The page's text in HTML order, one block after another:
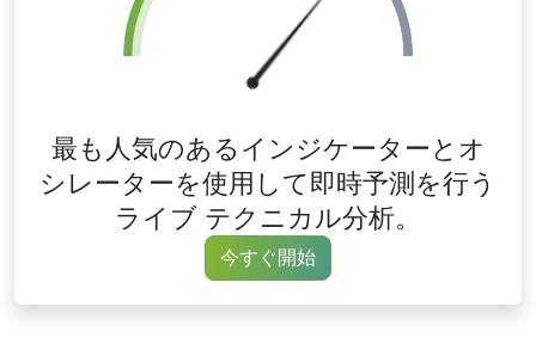
最も人気のあるインジケーターとオ
シレーターを使用して即時予測を行う
ライブ テクニカル分析。
今すぐ開始